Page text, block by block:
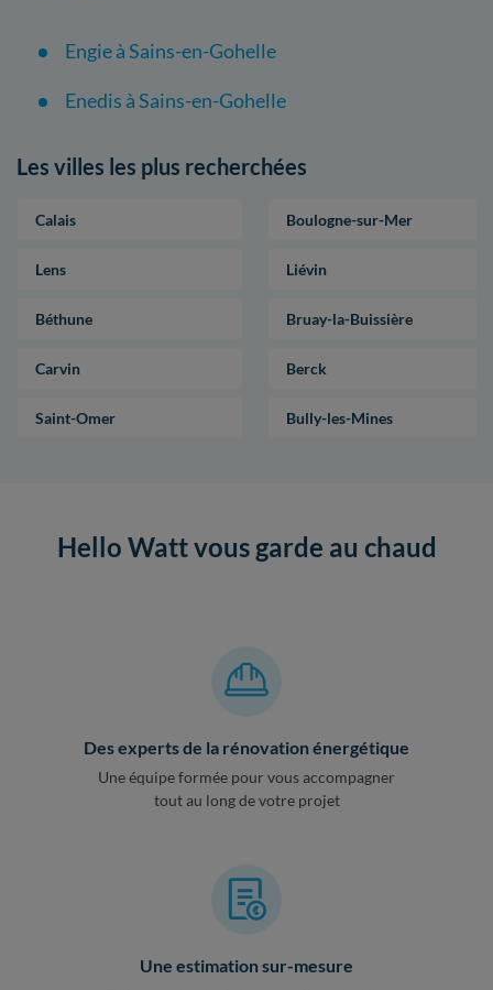
Engie à Sains-en-Gohelle
Enedis à Sains-en-Gohelle
Les villes les plus recherchées
Calais Boulogne-sur-Mer
Lens Liévin
Béthune Bruay-la-Buissière
Carvin Berck
Saint-Omer Bully-les-Mines
Hello Watt vous garde au chaud
Des experts de la rénovation énergétique
Une équipe formée pour vous accompagner
tout au long de votre projet
Une estimation sur-mesure